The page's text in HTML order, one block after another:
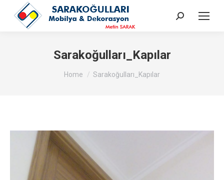
Search:
Sarakoğulları_Kapılar
You are here:
Home Sarakoğulları_Kapılar